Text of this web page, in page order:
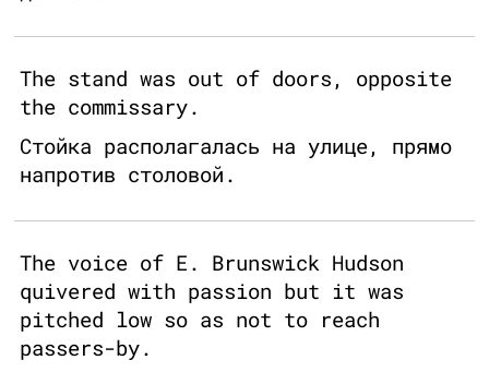
The stand was out of doors, opposite
the commissary.
Стойка располагалась на улице, прямо
напротив столовой.
The voice of E. Brunswick Hudson
quivered with passion but it was
pitched low so as not to reach
passers-by.